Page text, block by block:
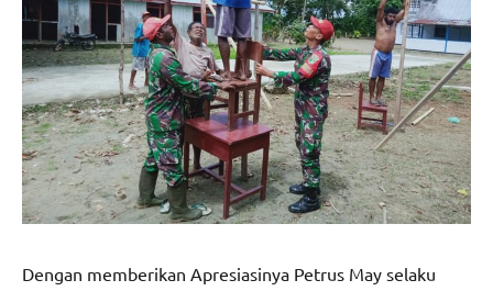
Dengan memberikan Apresiasinya Petrus May selaku